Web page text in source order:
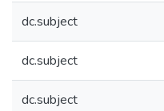
dc.subject
dc.subject
dc.subject